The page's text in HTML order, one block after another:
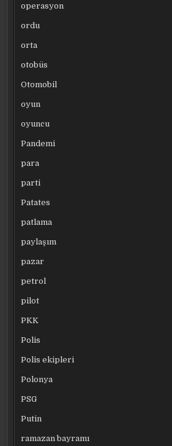
operasyon
ordu
orta
otobüs
Otomobil
oyun
oyuncu
Pandemi
para
parti
Patates
patlama
paylaşım
pazar
petrol
pilot
PKK
Polis
Polis ekipleri
Polonya
PSG
Putin
ramazan bayramı